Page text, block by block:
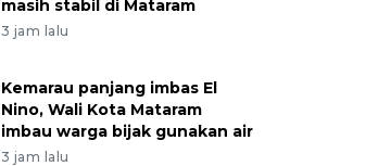
masih stabil di Mataram
3 jam lalu
Kemarau panjang imbas El
Nino, Wali Kota Mataram
imbau warga bijak gunakan air
3 jam lalu